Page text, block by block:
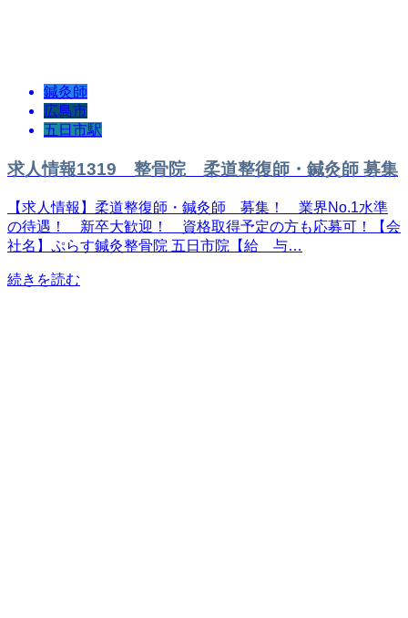
鍼灸師
広島市
五日市駅
求人情報1319 整骨院 柔道整復師・鍼灸師 募集
【求人情報】​柔道整復師・鍼灸師 募集！ 業界No.1水準
の待遇！ 新卒大歓迎！ 資格取得予定の方も応募可！【会
社名】ぷらす鍼灸整骨院 五日市院【給 与…
続きを読む